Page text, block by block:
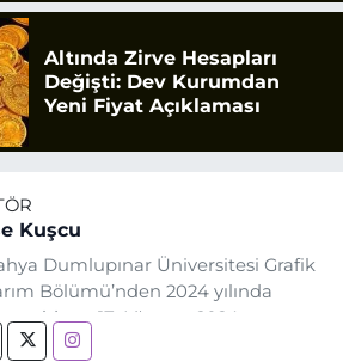
Altında Zirve Hesapları
Değişti: Dev Kurumdan
Yeni Fiyat Açıklaması
Kuşcu
Dumlupınar Üniversitesi Grafik
Bölümü’nden 2024 yılında
oldum. 17 Ağustos 2024
Grafik Tasarım alanında staj